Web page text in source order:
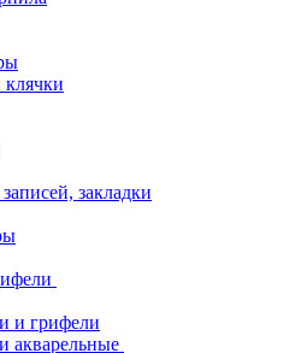
закладки
и грифели
акварельные